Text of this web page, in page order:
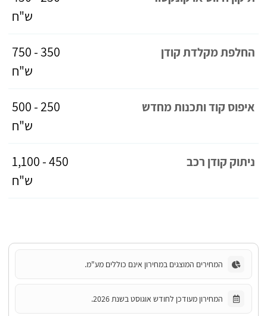
ש"ח
החלפת מקלדת קודן
350 - 750
ש"ח
איפוס קוד ותכנות מחדש
250 - 500
ש"ח
ניתוק קודן רכב
450 - 1,100
ש"ח
המחירים המוצגים במחירון אינם כוללים מע"מ.
המחירון מעודכן לחודש אוגוסט בשנת 2026.